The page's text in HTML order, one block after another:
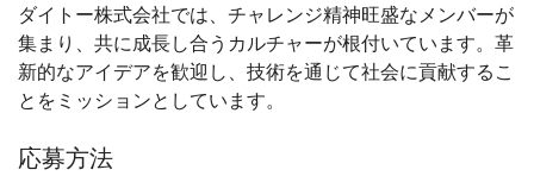
ダイトー株式会社では、チャレンジ精神旺盛なメンバーが
集まり、共に成長し合うカルチャーが根付いています。革
新的なアイデアを歓迎し、技術を通じて社会に貢献するこ
とをミッションとしています。
応募方法